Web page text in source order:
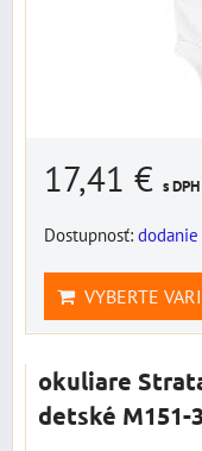
17,41 € s DPH
Dostupnosť:
VYBERTE
okuliare
detské M151-